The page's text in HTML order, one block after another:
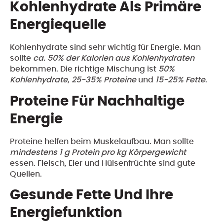
Kohlenhydrate Als Primäre
Energiequelle
Kohlenhydrate sind sehr wichtig für Energie. Man
sollte ca. 50% der Kalorien aus Kohlenhydraten
bekommen. Die richtige Mischung ist 50%
Kohlenhydrate, 25-35% Proteineund 15-25% Fette.
Proteine Für Nachhaltige
Energie
Proteine helfen beim Muskelaufbau. Man sollte
mindestens 1 g Protein pro kg Körpergewicht
essen. Fleisch, Eier und Hülsenfrüchte sind gute
Quellen.
Gesunde Fette Und Ihre
Energiefunktion